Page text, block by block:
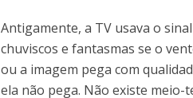
Antigamente, a TV usava o
chuviscos e fantasmas se o
ou a imagem pega com
ela não pega. Não existe meio-